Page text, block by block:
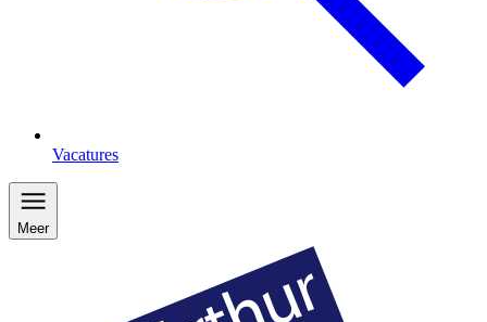
Vacatures
Meer